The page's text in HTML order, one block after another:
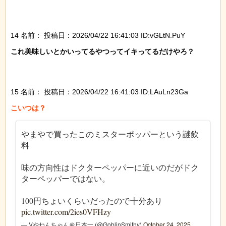
14 名前：
投稿日：2026/04/22 16:41:03 ID:vGLtN.PuY
これ美味しいとかいってるやつってイキってるだけやろ？
15 名前：
投稿日：2026/04/22 16:41:03 ID:LAuLn23Ga
やまやで買ったこのミスターポッパーという謎飲
料
味の方向性はドクターペッパーに近いのだがドク
ターペッパーではない。
100円ちょいくらいだったので十分あり
pic.twitter.com/2ies0VFHzy
— Vやねんちゃん＠日本一 (@GoblinSmithy) October 24, 2025